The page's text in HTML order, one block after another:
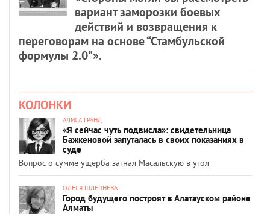
вариант заморозки боевых
действий и возвращения к
переговорам на основе “Стамбульской
формулы 2.0”».
КОЛОНКИ
АЛИСА ГРАНД
«Я сейчас чуть подвисла»: свидетельница
Бажкеновой запуталась в своих показаниях в
суде
Вопрос о сумме ущерба загнал Масальскую в угол
ОЛЕСЯ ШЛЕПНЕВА
Город будущего построят в Алатауском районе
Алматы